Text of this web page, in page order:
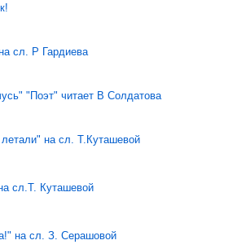
сл. Р Гардиева
"Поэт" читает В Солдатова
на сл. Т.Куташевой
сл.Т. Куташевой
на сл. З. Серашовой